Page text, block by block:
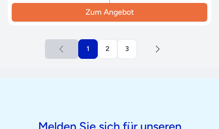
Zum Angebot
1 2 3
Melden Sie sich für unseren